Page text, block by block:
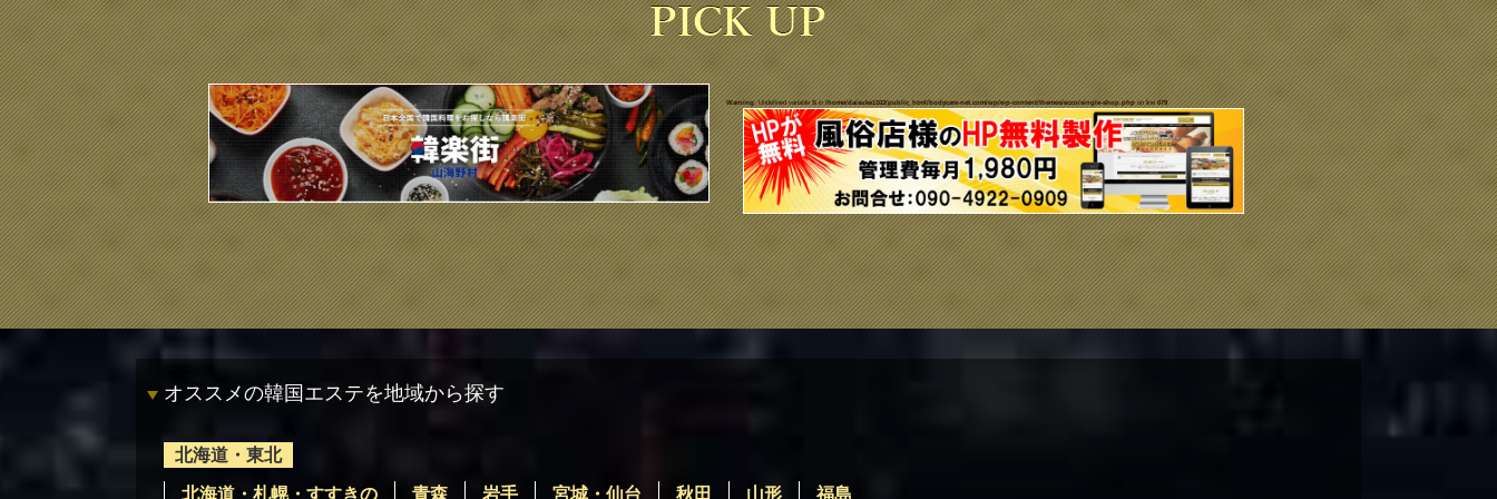
Warning: Undefined variable $i in/home/daisuke1102/public_html/bodycare-net.com/wp/wp-content/themes/ecco/single-shop.phpon line679
オススメの韓国エステを地域から探す
北海道・東北
北海道・札幌・すすきの 青森 岩手 宮城・仙台 秋田 山形 福島